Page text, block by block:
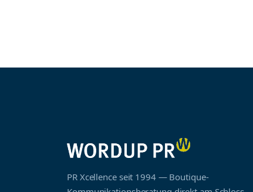
PR Xcellence seit 1994 — Boutique-